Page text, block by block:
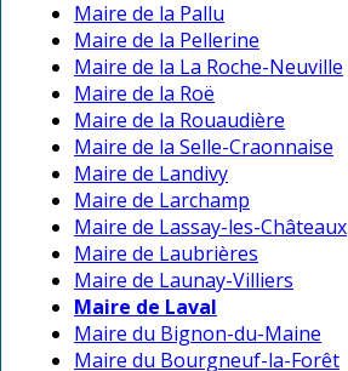
Maire de la Pallu
Maire de la Pellerine
Maire de la La Roche-Neuville
Maire de la Roë
Maire de la Rouaudière
Maire de la Selle-Craonnaise
Maire de Landivy
Maire de Larchamp
Maire de Lassay-les-Châteaux
Maire de Laubrières
Maire de Launay-Villiers
Maire de Laval
Maire du Bignon-du-Maine
Maire du Bourgneuf-la-Forêt